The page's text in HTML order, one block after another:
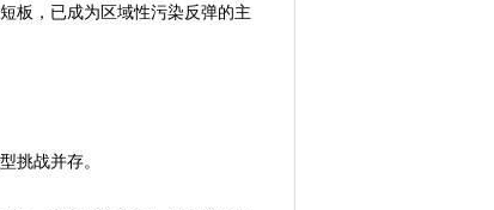
板，已成为区域性污染反弹的主
挑战并存。